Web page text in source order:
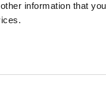
information that